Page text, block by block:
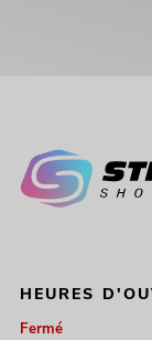
HEURES
Fermé